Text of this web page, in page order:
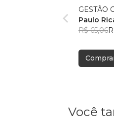
GESTÃO
Paulo
Ferreira
R$ 65,06
Você